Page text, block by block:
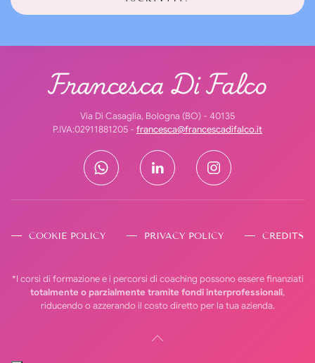
Francesca Di Falco
Via Di Casaglia, Bologna (BO) - 40135
P.IVA:02911881205 - francesca@francescadifalco.it
COOKIE POLICY PRIVACY POLICY CREDITS
*I corsi di formazione e i percorsi di coaching possono essere finanziati
totalmente o parzialmente tramite fondi interprofessionali,
riducendo o azzerando il costo diretto per la tua azienda.